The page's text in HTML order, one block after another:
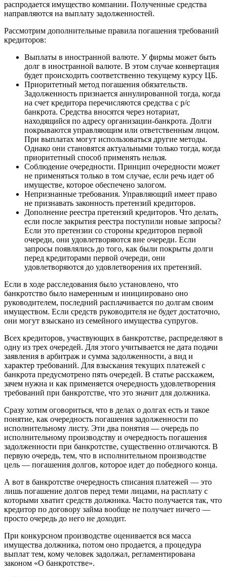
распродается имущество компании. Полученные средства
направляются на выплату задолженностей.
Рассмотрим дополнительные правила погашения требований
кредиторов:
Выплаты в иностранной валюте. У фирмы может быть
долг в иностранной валюте. В этом случае конвертация
будет происходить соответственно текущему курсу ЦБ.
Приоритетный метод погашения обязательств.
Задолженность признается аннулированной тогда, когда
на счет кредитора перечисляются средства с р/с
банкрота. Средства вносятся через нотариат,
находящийся по адресу организации-банкрота. Долги
покрываются управляющим или ответственным лицом.
При выплатах могут использоваться другие методы.
Однако они становятся актуальными только тогда, когда
приоритетный способ применять нельзя.
Соблюдение очередности. Принцип очередности может
не применяться только в том случае, если речь идет об
имуществе, которое обеспечено залогом.
Непризнанные требования. Управляющий имеет право
не признавать законность претензий кредиторов.
Дополнение реестра претензий кредиторов. Что делать,
если после закрытия реестра поступили новые запросы?
Если это претензии со стороны кредиторов первой
очереди, они удовлетворяются вне очереди. Если
запросы появлялись до того, как были покрыты долги
перед кредиторами первой очереди, они
удовлетворяются до удовлетворения их претензий.
Если в ходе расследования было установлено, что
банкротство было намеренным и инициировано оно
руководителем, последний расплачивается по долгам своим
имуществом. Если средств руководителя не будет достаточно,
они могут взыскано из семейного имущества супругов.
Всех кредиторов, участвующих в банкротстве, распределяют в
одну из трех очередей. Для этого учитывается не дата подачи
заявления в арбитраж и сумма задолженности, а вид и
характер требований. Для взыскания текущих платежей с
банкрота предусмотрено пять очередей. В статье расскажем,
зачем нужна и как применяется очередность удовлетворения
требований при банкротстве, что это значит для должника.
Сразу хотим оговориться, что в делах о долгах есть и такое
понятие, как очередность погашения задолженности по
исполнительному листу. Эти два понятия — очередь по
исполнительному производству и очередность погашения
задолженности при банкротстве, существенно отличаются. В
первую очередь, тем, что в исполнительном производстве
цель — погашения долгов, которое идет до победного конца.
А вот в банкротстве очередность списания платежей — это
лишь погашение долгов перед теми лицами, на расплату с
которыми хватит средств должника. Часто получается так, что
кредитор по договору займа вообще не получает ничего —
просто очередь до него не доходит.
При конкурсном производстве оценивается вся масса
имущества должника, потом оно продается, а процедура
выплат тем, кому человек задолжал, регламентирована
законом «О банкротстве».